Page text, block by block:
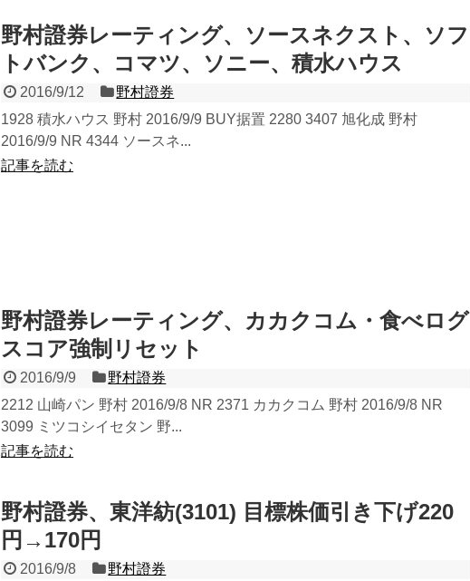
野村證券レーティング、ソースネクスト、ソフ
トバンク、コマツ、ソニー、積水ハウス
2016/9/12
野村證券
1928 積水ハウス 野村 2016/9/9 BUY据置 2280 3407 旭化成 野村
2016/9/9 NR 4344 ソースネ...
記事を読む
野村證券レーティング、カカクコム・食べログ
スコア強制リセット
2016/9/9
野村證券
2212 山崎パン 野村 2016/9/8 NR 2371 カカクコム 野村 2016/9/8 NR
3099 ミツコシイセタン 野...
記事を読む
野村證券、東洋紡(3101) 目標株価引き下げ220
円→170円
2016/9/8
野村證券